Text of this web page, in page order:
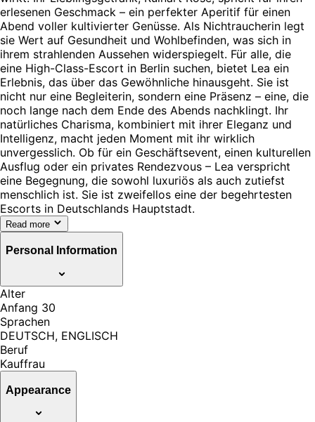
erlesenen Geschmack – ein perfekter Aperitif für einen
Abend voller kultivierter Genüsse. Als Nichtraucherin legt
sie Wert auf Gesundheit und Wohlbefinden, was sich in
ihrem strahlenden Aussehen widerspiegelt. Für alle, die
eine High-Class-Escort in Berlin suchen, bietet Lea ein
Erlebnis, das über das Gewöhnliche hinausgeht. Sie ist
nicht nur eine Begleiterin, sondern eine Präsenz – eine, die
noch lange nach dem Ende des Abends nachklingt. Ihr
natürliches Charisma, kombiniert mit ihrer Eleganz und
Intelligenz, macht jeden Moment mit ihr wirklich
unvergesslich. Ob für ein Geschäftsevent, einen kulturellen
Ausflug oder ein privates Rendezvous – Lea verspricht
eine Begegnung, die sowohl luxuriös als auch zutiefst
menschlich ist. Sie ist zweifellos eine der begehrtesten
Escorts in Deutschlands Hauptstadt.
Read more
Personal Information
Alter
Anfang 30
Sprachen
DEUTSCH, ENGLISCH
Beruf
Kauffrau
Appearance